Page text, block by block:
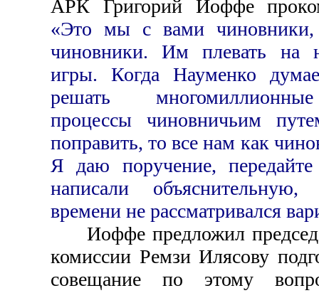
АРК Григорий Иоффе
«Это мы с вами
чиновники. Им плевать на
игры. Когда Науменко
решать
процессы чиновничьим
поправить, то все нам как
Я даю поручение,
написали
времени не рассматривался
Иоффе предложил
комиссии Ремзи Илясову
совещание по этому